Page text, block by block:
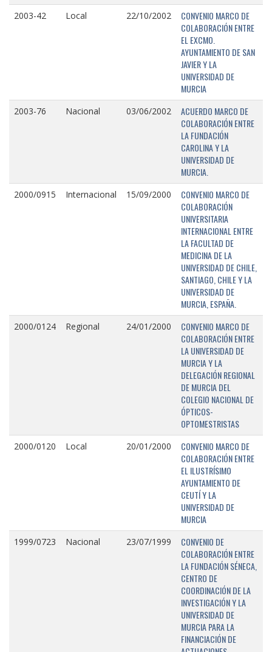
2003-42 Local 22/10/2002
CONVENIO MARCO DE
COLABORACIÓN ENTRE
EL EXCMO.
AYUNTAMIENTO DE SAN
JAVIER Y LA
UNIVERSIDAD DE
MURCIA
2003-76 Nacional 03/06/2002
ACUERDO MARCO DE
COLABORACIÓN ENTRE
LA FUNDACIÓN
CAROLINA Y LA
UNIVERSIDAD DE
MURCIA.
2000/0915 Internacional 15/09/2000
CONVENIO MARCO DE
COLABORACIÓN
UNIVERSITARIA
INTERNACIONAL ENTRE
LA FACULTAD DE
MEDICINA DE LA
UNIVERSIDAD DE CHILE,
SANTIAGO, CHILE Y LA
UNIVERSIDAD DE
MURCIA, ESPAÑA.
2000/0124 Regional 24/01/2000
CONVENIO MARCO DE
COLABORACIÓN ENTRE
LA UNIVERSIDAD DE
MURCIA Y LA
DELEGACIÓN REGIONAL
DE MURCIA DEL
COLEGIO NACIONAL DE
ÓPTICOS-
OPTOMESTRISTAS
2000/0120 Local 20/01/2000
CONVENIO MARCO DE
COLABORACIÓN ENTRE
EL ILUSTRÍSIMO
AYUNTAMIENTO DE
CEUTÍ Y LA
UNIVERSIDAD DE
MURCIA
1999/0723 Nacional 23/07/1999
CONVENIO DE
COLABORACIÓN ENTRE
LA FUNDACIÓN SÉNECA,
CENTRO DE
COORDINACIÓN DE LA
INVESTIGACIÓN Y LA
UNIVERSIDAD DE
MURCIA PARA LA
FINANCIACIÓN DE